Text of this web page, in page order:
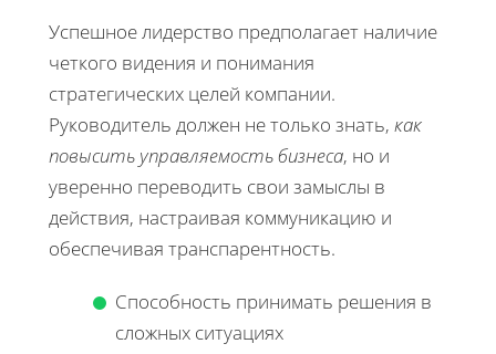
Успешное лидерство предполагает наличие
четкого видения и понимания
стратегических целей компании.
Руководитель должен не только знать, как
повысить управляемость бизнеса, но и
уверенно переводить свои замыслы в
действия, настраивая коммуникацию и
обеспечивая транспарентность.
Способность принимать решения в
сложных ситуациях